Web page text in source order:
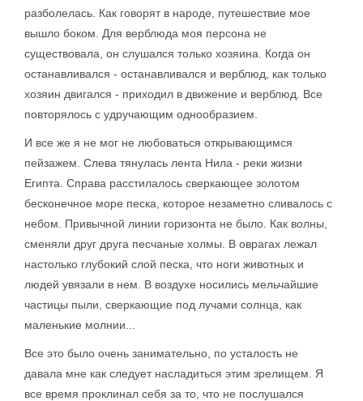
разболелась. Как говорят в народе, путешествие мое
вышло боком. Для верблюда моя персона не
существовала, он слушался только хозяина. Когда он
останавливался - останавливался и верблюд, как только
хозяин двигался - приходил в движение и верблюд. Все
повторялось с удручающим однообразием.
И все же я не мог не любоваться открывающимся
пейзажем. Слева тянулась лента Нила - реки жизни
Египта. Справа расстилалось сверкающее золотом
бесконечное море песка, которое незаметно сливалось с
небом. Привычной линии горизонта не было. Как волны,
сменяли друг друга песчаные холмы. В оврагах лежал
настолько глубокий слой песка, что ноги животных и
людей увязали в нем. В воздухе носились мельчайшие
частицы пыли, сверкающие под лучами солнца, как
маленькие молнии...
Все это было очень занимательно, по усталость не
давала мне как следует насладиться этим зрелищем. Я
все время проклинал себя за то, что не послушался